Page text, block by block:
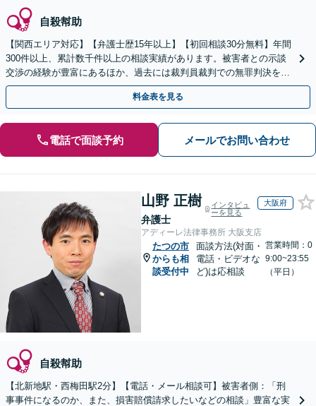
自殺幇助
【関西エリア対応】【弁護士歴15年以上】【初回相談30分無料】年間
300件以上、累計数千件以上の相談実績があります。被害者との示談
交渉の経験が豊富にあるほか、過去には裁判員裁判での無罪判決を獲
得した実績もあります。ぜひお任せください。
料金表を見る
電話で面談予約 メールでお問い合わせ
山野 正樹
弁護士
インタビュ
ーを見る
大阪府
アディーレ法律事務所 大阪支店
たつの市
からも相
談受付中
面談方法(対面・
電話・ビデオな
ど)は応相談
営業時間：0
9:00~23:55
（平日）
自殺幇助
【北新地駅・西梅田駅2分】【電話・メール相談可】被害者側：「刑
事事件になるのか、また、損害賠償請求したいなどの相談」豊富な実